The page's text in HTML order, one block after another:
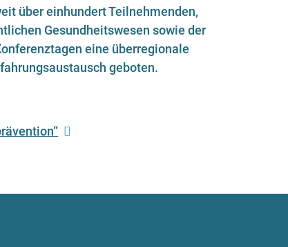
über einhundert Teilnehmenden,
Gesundheitswesen sowie der
eine überregionale
geboten.